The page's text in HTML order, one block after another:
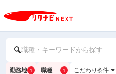
職種・キーワードから探す
勤務地 1 職種 1 こだわり条件